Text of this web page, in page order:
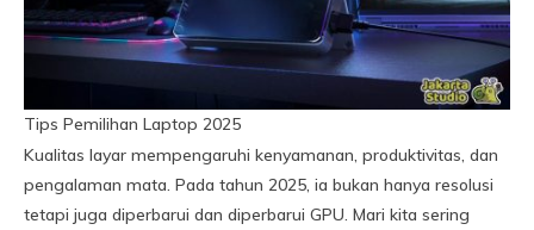
Tips Pemilihan Laptop 2025
Kualitas layar mempengaruhi kenyamanan, produktivitas, dan
pengalaman mata. Pada tahun 2025, ia bukan hanya resolusi
tetapi juga diperbarui dan diperbarui GPU. Mari kita sering